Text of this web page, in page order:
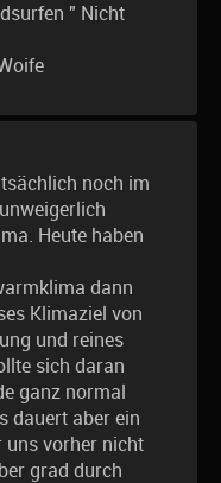
" Nicht
noch im
Heute haben
dann
Klimaziel von
und reines
sich daran
ganz normal
dauert aber ein
uns vorher nicht
grad durch